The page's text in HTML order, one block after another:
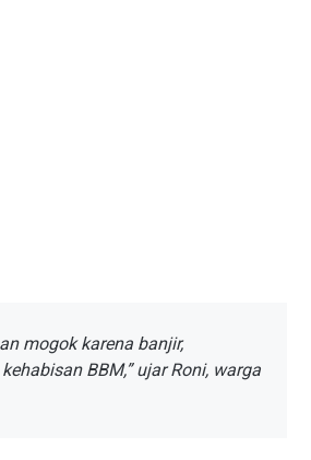
mogok karena banjir,
BBM,” ujar Roni, warga